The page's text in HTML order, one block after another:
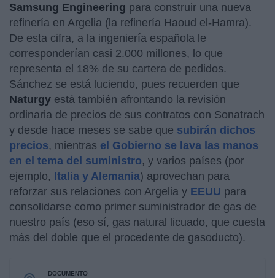
Samsung Engineering para construir una nueva
refinería en Argelia (la refinería Haoud el-Hamra).
De esta cifra, a la ingeniería española le
corresponderían casi 2.000 millones, lo que
representa el 18% de su cartera de pedidos.
Sánchez se está luciendo, pues recuerden que
Naturgy está también afrontando la revisión
ordinaria de precios de sus contratos con Sonatrach
y desde hace meses se sabe que subirán dichos
precios, mientras el Gobierno se lava las manos
en el tema del suministro, y varios países (por
ejemplo, Italia y Alemania) aprovechan para
reforzar sus relaciones con Argelia y EEUU para
consolidarse como primer suministrador de gas de
nuestro país (eso sí, gas natural licuado, que cuesta
más del doble que el procedente de gasoducto).